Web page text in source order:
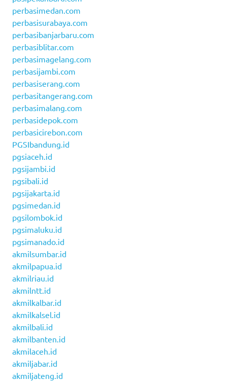
perbasimedan.com
perbasisurabaya.com
perbasibanjarbaru.com
perbasiblitar.com
perbasimagelang.com
perbasijambi.com
perbasiserang.com
perbasitangerang.com
perbasimalang.com
perbasidepok.com
perbasicirebon.com
PGSIbandung.id
pgsiaceh.id
pgsijambi.id
pgsibali.id
pgsijakarta.id
pgsimedan.id
pgsilombok.id
pgsimaluku.id
pgsimanado.id
akmilsumbar.id
akmilpapua.id
akmilriau.id
akmilntt.id
akmilkalbar.id
akmilkalsel.id
akmilbali.id
akmilbanten.id
akmilaceh.id
akmiljabar.id
akmiljateng.id